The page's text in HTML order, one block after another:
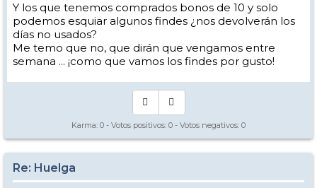
Y los que tenemos comprados bonos de 10 y solo
podemos esquiar algunos findes ¿nos devolverán los
días no usados?
Me temo que no, que dirán que vengamos entre
semana ... ¡como que vamos los findes por gusto!
Karma: 0 - Votos positivos: 0 - Votos negativos: 0
Re: Huelga